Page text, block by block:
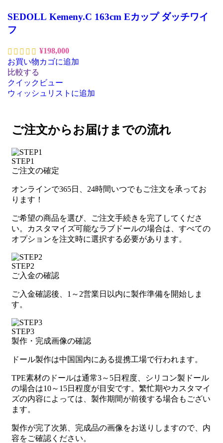
SEDOLL Kemeny.C 163cm Eカップ ダッチワイ
フ
¥198,000
お買い物カゴに追加
比較する
クイックビュー
ウィッシュリストに追加
ご注文からお届けまでの流れ
STEP1
ご注文の確定
オンラインで365日、24時間いつでもご注文を承ってお
ります！
ご希望の商品を選び、ご注文手続きを完了してくださ
い。カスタマイズ可能なラブドールの場合は、すべての
オプションを注文時に選択する必要があります。
STEP2
ご入金の確認
ご入金確認後、1～2営業日以内に製作準備を開始しま
す。
STEP3
製作・完成画像の確認
ドール製作は中国国内にある提携工場で行われます。
TPE素材のドールは通常3～5日程度、シリコン製ドール
の場合は10～15日程度が目安です。繁忙期やカスタマイ
ズの内容によっては、製作期間が前後する場合もござい
ます。
製作が完了次第、完成品の画像をお送りしますので、内
容をご確認ください。